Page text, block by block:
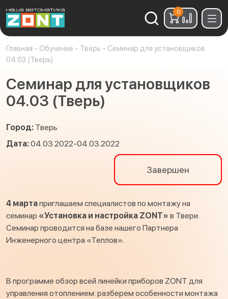
Найти:
0
Главная - Обучение - Тверь - Семинар для установщиков
04.03 (Тверь)
Семинар для установщиков
04.03 (Тверь)
Город: Тверь
Дата:04.03.2022-04.03.2022
Завершен
4 мартаприглашаем специалистов по монтажу на
семинар «Установка и настройка ZONT» в Твери.
Семинар проводится на базе нашего Партнера
Инженерного центра «Теплов».
В программе обзор всей линейки приборов ZONT для
управления отоплением: разберем особенности монтажа